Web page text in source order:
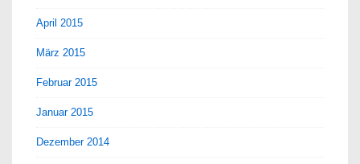
April 2015
März 2015
Februar 2015
Januar 2015
Dezember 2014